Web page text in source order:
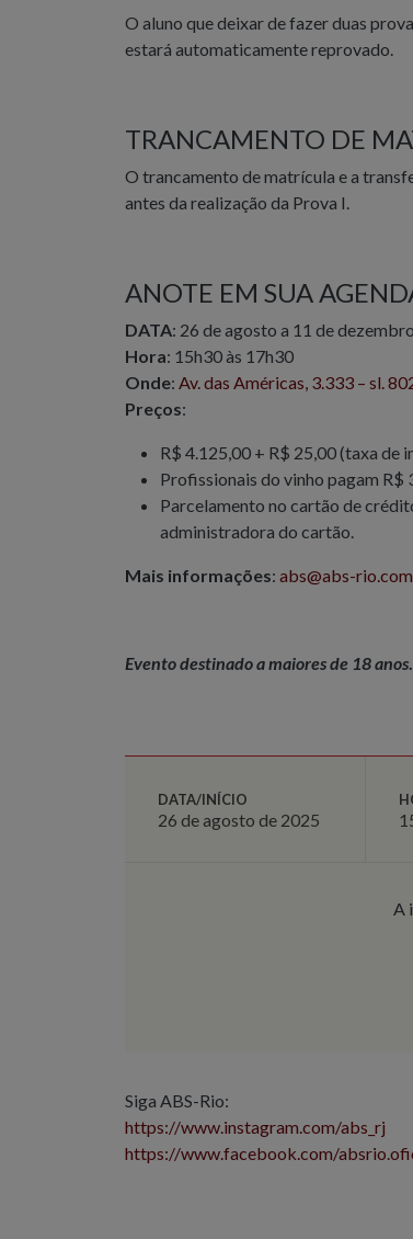
O aluno que deixar de fazer duas
estará automaticamente reprovado.
TRANCAMENTO DE
O trancamento de matrícula e a
antes da realização da Prova I.
ANOTE EM SUA
DATA: 26 de agosto a 11 dedezembro
Hora: 15h30 às 17h30
Onde: Av. das Américas, 3.333 – sl.
Preços:
R$ 4.125,00 + R$ 25,00 (taxa de
Profissionais do vinho pagam R$
Parcelamento no cartão de
administradora do cartão.
Mais informações: abs@abs-
Evento destinado a maiores de 18 anos.
DATA/INÍCIO
26 de agosto de 2025
A
Siga ABS-Rio:
https://www.instagram.com/abs_rj
https://www.facebook.com/